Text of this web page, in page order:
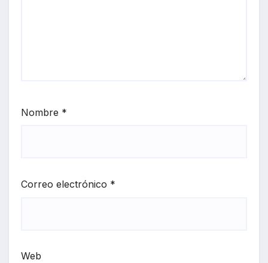
Nombre *
Correo electrónico *
Web